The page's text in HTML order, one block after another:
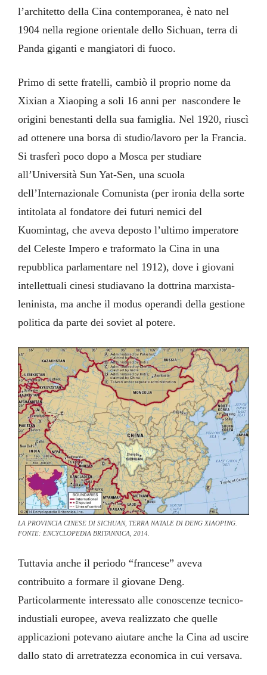
l’architetto della Cina contemporanea, è nato nel
1904 nella regione orientale dello Sichuan, terra di
Panda giganti e mangiatori di fuoco.
Primo di sette fratelli, cambiò il proprio nome da
Xixian a Xiaoping a soli 16 anni per nascondere le
origini benestanti della sua famiglia. Nel 1920, riuscì
ad ottenere una borsa di studio/lavoro per la Francia.
Si trasferì poco dopo a Mosca per studiare
all’Università Sun Yat-Sen, una scuola
dell’Internazionale Comunista (per ironia della sorte
intitolata al fondatore dei futuri nemici del
Kuomintag, che aveva deposto l’ultimo imperatore
del Celeste Impero e traformato la Cina in una
repubblica parlamentare nel 1912), dove i giovani
intellettuali cinesi studiavano la dottrina marxista-
leninista, ma anche il modus operandi della gestione
politica da parte dei soviet al potere.
LA PROVINCIA CINESE DI SICHUAN, TERRA NATALE DI DENG XIAOPING.
FONTE: ENCYCLOPEDIA BRITANNICA, 2014.
Tuttavia anche il periodo “francese” aveva
contribuito a formare il giovane Deng.
Particolarmente interessato alle conoscenze tecnico-
industiali europee, aveva realizzato che quelle
applicazioni potevano aiutare anche la Cina ad uscire
dallo stato di arretratezza economica in cui versava.